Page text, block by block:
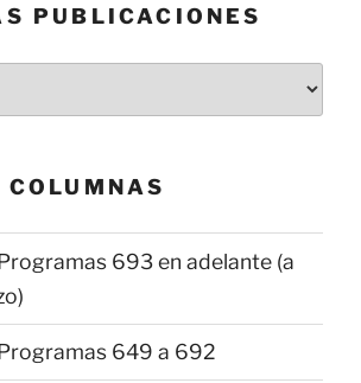
PUBLICACIONES
693 en adelante (a
649 a 692